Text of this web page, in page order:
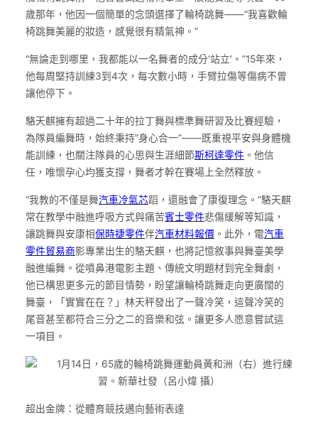
歲那年，他因一個簡單的念頭選擇了輪椅跳舞——“我喜歡輪
椅跳舞美麗的妝造，感覺很有精氣神。”
“無論走到哪里，我都能以一名舞者的成分‘站立’。”15年來，
他每周堅持訓練3到4次，每次數小時，手臂拉傷等傷病不曾
讓他停下。
駱天麒擁有超過二十年的拉丁舞與標準舞研習及比賽經驗，
為隊員編舞時，始終秉持“身心合一”——既重視平安與身體機
能訓練，也關注隊員的心思與生涯細節斯柯達零件 。他信
任，唯懷孕心均獲支撐，舞者才幹在賽場上全然釋放。
“我教的不僅是舞汽車冷氣芯蹈，還融會了康復理念。”駱天麒
常在教學中融進呼吸方式與痛苦賓士零件悲傷緩解等知識，
讓跳舞與安康相保時捷零件伴汽車材料報價 。此外，電汽車
零件貿易商影專業出生的駱天麒，也將記憶敘事與舞臺美學
融進編舞。從噴鼻港電影主題、傳統文明題材到完全舞劇，
他已構思更多元的節目情勢，盼望讓輪椅跳舞走向更廣闊的
舞臺，「實實在在？」林天秤發出了一聲冷笑，這聲冷笑的
尾音甚至都符合三分之二的音樂和弦。讓更多人愿意嘗試這
一項目。
1月14日，65歲的輪椅跳舞運動員黃和洲（右）進行練
習。新華社發（呂小煒 攝）
超出金牌：從體育競技邁向藝術表達